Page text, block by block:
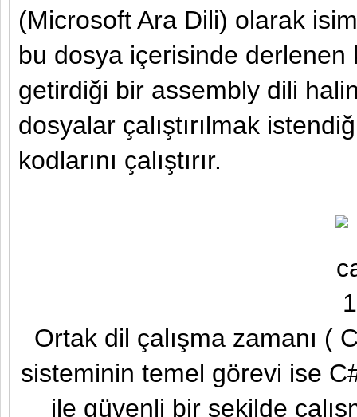
(Microsoft Ara Dili) olarak
bu dosya içerisinde derlenen
getirdiği bir assembly dili
dosyalar çalıştırılmak
kodlarını çalıştırır.
Ortak dil çalışma zamanı (
sisteminin temel görevi ise
ile güvenli bir şekilde